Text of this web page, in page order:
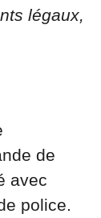
légaux,
de
avec
police.